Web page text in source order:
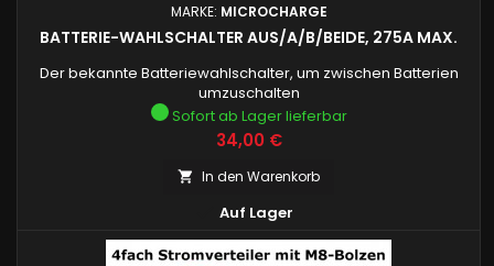
MARKE: MICROCHARGE
BATTERIE-WAHLSCHALTER AUS/A/B/BEIDE, 275A MAX.
Der bekannte Batteriewahlschalter, um zwischen Batterien
umzuschalten
Sofort ab Lager lieferbar
Preis
34,00 €
 In den Warenkorb
Auf Lager